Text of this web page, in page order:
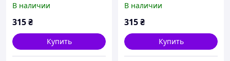
В наличии
315₴
Купить
В наличии
315₴
Купить